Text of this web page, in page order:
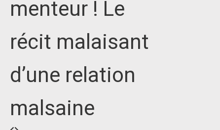
menteur ! Le
récit malaisant
d’une relation
malsaine